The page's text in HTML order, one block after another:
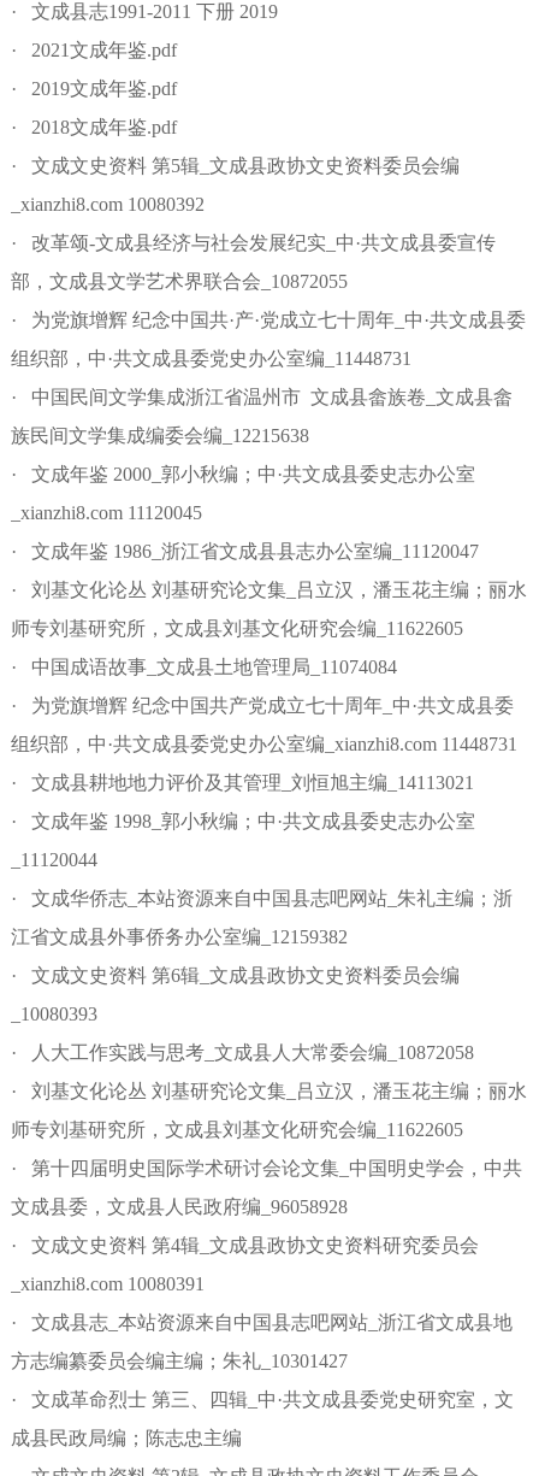
· 文成县志1991-2011 下册 2019
· 2021文成年鉴.pdf
· 2019文成年鉴.pdf
· 2018文成年鉴.pdf
· 文成文史资料 第5辑_文成县政协文史资料委员会编
_xianzhi8.com 10080392
· 改革颂-文成县经济与社会发展纪实_中·共文成县委宣传
部，文成县文学艺术界联合会_10872055
· 为党旗增辉 纪念中国共·产·党成立七十周年_中·共文成县委
组织部，中·共文成县委党史办公室编_11448731
· 中国民间文学集成浙江省温州市 文成县畲族卷_文成县畲
族民间文学集成编委会编_12215638
· 文成年鉴 2000_郭小秋编；中·共文成县委史志办公室
_xianzhi8.com 11120045
· 文成年鉴 1986_浙江省文成县县志办公室编_11120047
· 刘基文化论丛 刘基研究论文集_吕立汉，潘玉花主编；丽水
师专刘基研究所，文成县刘基文化研究会编_11622605
· 中国成语故事_文成县土地管理局_11074084
· 为党旗增辉 纪念中国共产党成立七十周年_中·共文成县委
组织部，中·共文成县委党史办公室编_xianzhi8.com 11448731
· 文成县耕地地力评价及其管理_刘恒旭主编_14113021
· 文成年鉴 1998_郭小秋编；中·共文成县委史志办公室
_11120044
· 文成华侨志_本站资源来自中国县志吧网站_朱礼主编；浙
江省文成县外事侨务办公室编_12159382
· 文成文史资料 第6辑_文成县政协文史资料委员会编
_10080393
· 人大工作实践与思考_文成县人大常委会编_10872058
· 刘基文化论丛 刘基研究论文集_吕立汉，潘玉花主编；丽水
师专刘基研究所，文成县刘基文化研究会编_11622605
· 第十四届明史国际学术研讨会论文集_中国明史学会，中共
文成县委，文成县人民政府编_96058928
· 文成文史资料 第4辑_文成县政协文史资料研究委员会
_xianzhi8.com 10080391
· 文成县志_本站资源来自中国县志吧网站_浙江省文成县地
方志编纂委员会编主编；朱礼_10301427
· 文成革命烈士 第三、四辑_中·共文成县委党史研究室，文
成县民政局编；陈志忠主编